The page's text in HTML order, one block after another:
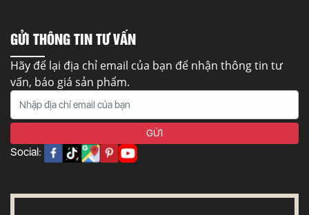
GỬI THÔNG TIN TƯ VẤN
Hãy để lại địa chỉ email của bạn để nhận thông tin tư
vấn, báo giá sản phẩm.
Social: